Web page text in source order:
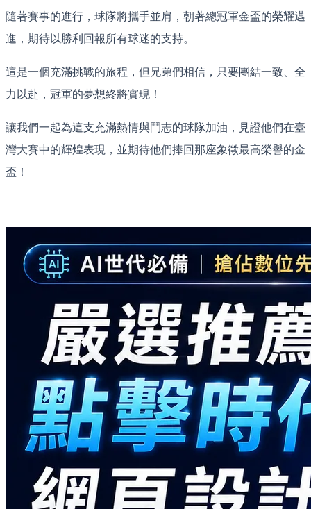
隨著賽事的進行，球隊將攜手並肩，朝著總冠軍金盃的榮耀邁
進，期待以勝利回報所有球迷的支持。
這是一個充滿挑戰的旅程，但兄弟們相信，只要團結一致、全
力以赴，冠軍的夢想終將實現！
讓我們一起為這支充滿熱情與鬥志的球隊加油，見證他們在臺
灣大賽中的輝煌表現，並期待他們捧回那座象徵最高榮譽的金
盃！